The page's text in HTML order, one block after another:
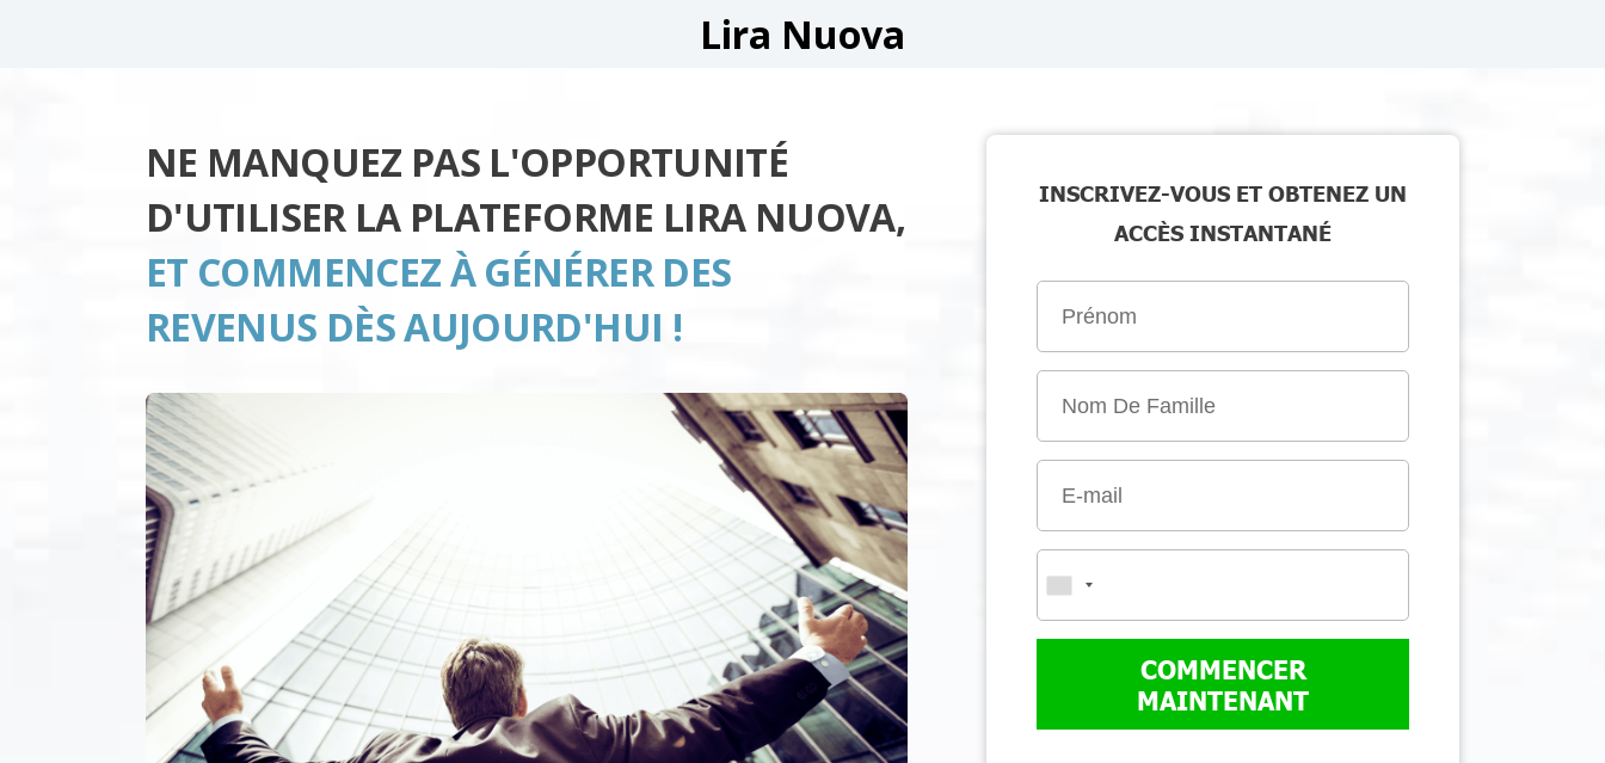
Lira Nuova
NE MANQUEZ PAS L'OPPORTUNITÉ
D'UTILISER LA PLATEFORME LIRA NUOVA,
ET COMMENCEZ À GÉNÉRER DES
REVENUS DÈS AUJOURD'HUI !
INSCRIVEZ-VOUS ET OBTENEZ UN
ACCÈS INSTANTANÉ
COMMENCER
MAINTENANT